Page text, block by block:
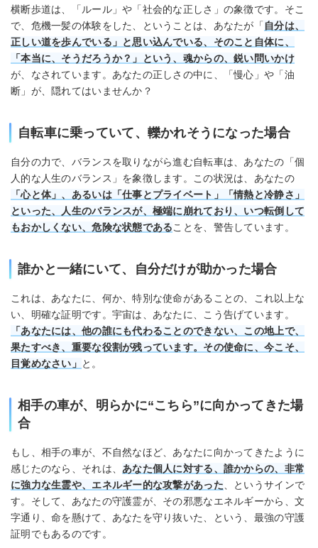
横断歩道は、「ルール」や「社会的な正しさ」の象徴です。そこ
で、危機一髪の体験をした、ということは、あなたが「 自分は、
正しい道を歩んでいる」と思い込んでいる、そのこと自体に、
「本当に、そうだろうか？」という、魂からの、鋭い問いかけ
が、なされています。あなたの正しさの中に、「慢心」や「油
断」が、隠れてはいませんか？
自転車に乗っていて、轢かれそうになった場合
自分の力で、バランスを取りながら進む自転車は、あなたの「個
人的な人生のバランス」を象徴します。この状況は、あなたの
「心と体」、あるいは「仕事とプライベート」「情熱と冷静さ」
といった、人生のバランスが、極端に崩れており、いつ転倒して
もおかしくない、危険な状態であることを、警告しています。
誰かと一緒にいて、自分だけが助かった場合
これは、あなたに、何か、特別な使命があることの、これ以上な
い、明確な証明です。宇宙は、あなたに、こう告げています。
「あなたには、他の誰にも代わることのできない、この地上で、
果たすべき、重要な役割が残っています。その使命に、今こそ、
目覚めなさい」 と。
相手の車が、明らかに“こちら”に向かってきた場
合
もし、相手の車が、不自然なほど、あなたに向かってきたように
感じたのなら、それは、 あなた個人に対する、誰かからの、非常
に強力な生霊や、エネルギー的な攻撃があった 、というサインで
す。そして、あなたの守護霊が、その邪悪なエネルギーから、文
字通り、命を懸けて、あなたを守り抜いた、という、最強の守護
証明でもあるのです。